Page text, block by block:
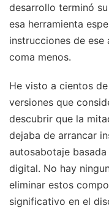
desarrollo terminó
esa herramienta
instrucciones de ese
coma menos.
He visto a cientos
versiones que
descubrir que la
dejaba de arrancar
autosabotaje
digital. No hay
eliminar estos
significativo en el